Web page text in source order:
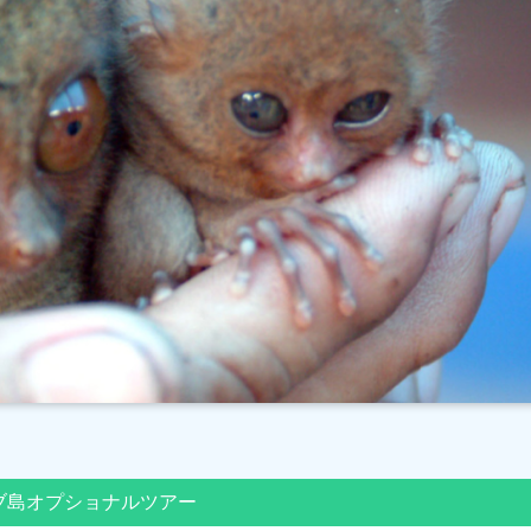
島オプショナルツアー